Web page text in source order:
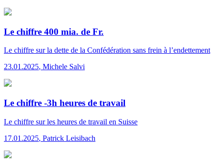
Le chiffre 400 mia. de Fr.
Le chiffre sur la dette de la Confédération sans frein à l’endettement
23.01.2025, Michele Salvi
Le chiffre -3h heures de travail
Le chiffre sur les heures de travail en Suisse
17.01.2025, Patrick Leisibach